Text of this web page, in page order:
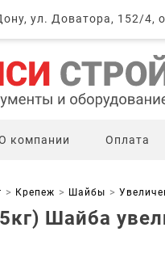
ул. Доватора, 152/4,
компании Оплата
Крепеж Шайбы
Шайба